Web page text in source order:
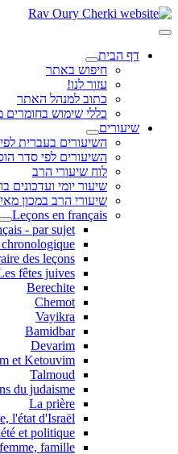
דף הבית
חיפוש באתר
עזור לנו!
כתוב למנהל האתר
כללי שימוש
שיעורים
השיעורים בעברית
השיעורים לפי סדר
לוח שיעורי הרב
שיעור יומי ועדכונים
שיעורי הרב במכון
Leçons en français
- par sujet
des leçons
fêtes juives
Berechite
Chemot
Vayikra
Bamidbar
Devarim
et Ketouvim
Talmoud
du judaisme
La prière
l'état d'Israël
et politique
famille